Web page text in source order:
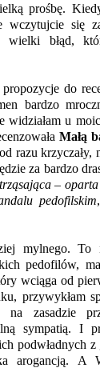
prośbę.
wczytujcie się
wielki błąd,
do
bardzo
widziałam u
Małą
razu krzyczały,
za bardzo
–
pedofilskim
mylnego. To
pedofilów,
wciąga od
przywykłam
na zasadzie
sympatią. I
podwładnych
arogancją. A